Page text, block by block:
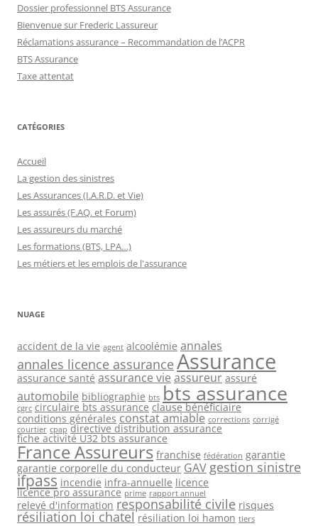
Dossier professionnel BTS Assurance
Bienvenue sur Frederic Lassureur
Réclamations assurance – Recommandation de l’ACPR
BTS Assurance
Taxe attentat
CATÉGORIES
Accueil
La gestion des sinistres
Les Assurances (I.A.R.D. et Vie)
Les assurés (F.AQ. et Forum)
Les assureurs du marché
Les formations (BTS, LPA…)
Les métiers et les emplois de l'assurance
NUAGE
accident de la vie agent alcoolémie annales
annales licence assurance Assurance
assurance santé assurance vie assureur assuré
automobile bibliographie bts bts assurance
cgrc circulaire bts assurance clause bénéficiaire
conditions générales constat amiable corrections corrigé
courtier cpap directive distribution assurance
fiche activité U32 bts assurance
France Assureurs franchise fédération garantie
garantie corporelle du conducteur GAV gestion sinistre
ifpass incendie infra-annuelle licence
licence pro assurance prime rapport annuel
relevé d'information responsabilité civile risques
résiliation loi chatel résiliation loi hamon tiers